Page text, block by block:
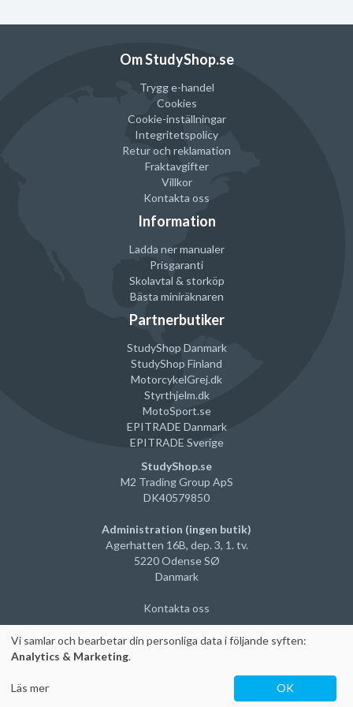
Ung kvinna, har fött A (eller B) B (eller A)
I förpackningen medföljer:
En naturlig och skonsam menskopp.
Om StudyShop.se
Trygg e-handel
Cookies
Cookie-inställningar
Integritetspolicy
Retur och reklamation
Fraktavgifter
Villkor
Kontakta oss
Information
Ladda ner manualer
Prisgaranti
Skolavtal & storköp
Bästa miniräknaren
Partnerbutiker
StudyShop Danmark
StudyShop Finland
MotorcykelGrej.dk
Styrthjelm.dk
MotoSport.se
EPITRADE Danmark
EPITRADE Sverige
StudyShop.se
M2 Trading Group ApS
DK40579850
Administration (ingen butik)
Agerhatten 16B, dep. 3, 1. tv.
5220 Odense SØ
Danmark
Kontakta oss
Vi samlar och bearbetar din personliga data i följande syften:
Analytics & Marketing.
Läs mer OK